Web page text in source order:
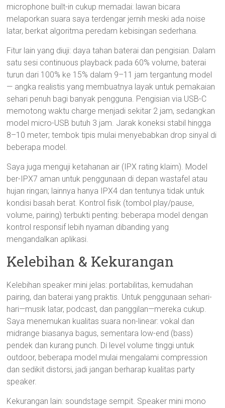
microphone built-in cukup memadai: lawan bicara
melaporkan suara saya terdengar jernih meski ada noise
latar, berkat algoritma peredam kebisingan sederhana.
Fitur lain yang diuji: daya tahan baterai dan pengisian. Dalam
satu sesi continuous playback pada 60% volume, baterai
turun dari 100% ke 15% dalam 9–11 jam tergantung model
— angka realistis yang membuatnya layak untuk pemakaian
sehari penuh bagi banyak pengguna. Pengisian via USB-C
memotong waktu charge menjadi sekitar 2 jam, sedangkan
model micro-USB butuh 3 jam. Jarak koneksi stabil hingga
8–10 meter; tembok tipis mulai menyebabkan drop sinyal di
beberapa model.
Saya juga menguji ketahanan air (IPX rating klaim). Model
ber-IPX7 aman untuk penggunaan di depan wastafel atau
hujan ringan; lainnya hanya IPX4 dan tentunya tidak untuk
kondisi basah berat. Kontrol fisik (tombol play/pause,
volume, pairing) terbukti penting: beberapa model dengan
kontrol responsif lebih nyaman dibanding yang
mengandalkan aplikasi.
Kelebihan & Kekurangan
Kelebihan speaker mini jelas: portabilitas, kemudahan
pairing, dan baterai yang praktis. Untuk penggunaan sehari-
hari—musik latar, podcast, dan panggilan—mereka cukup.
Saya menemukan kualitas suara non-linear: vokal dan
midrange biasanya bagus, sementara low-end (bass)
pendek dan kurang punch. Di level volume tinggi untuk
outdoor, beberapa model mulai mengalami compression
dan sedikit distorsi, jadi jangan berharap kualitas party
speaker.
Kekurangan lain: soundstage sempit. Speaker mini mono